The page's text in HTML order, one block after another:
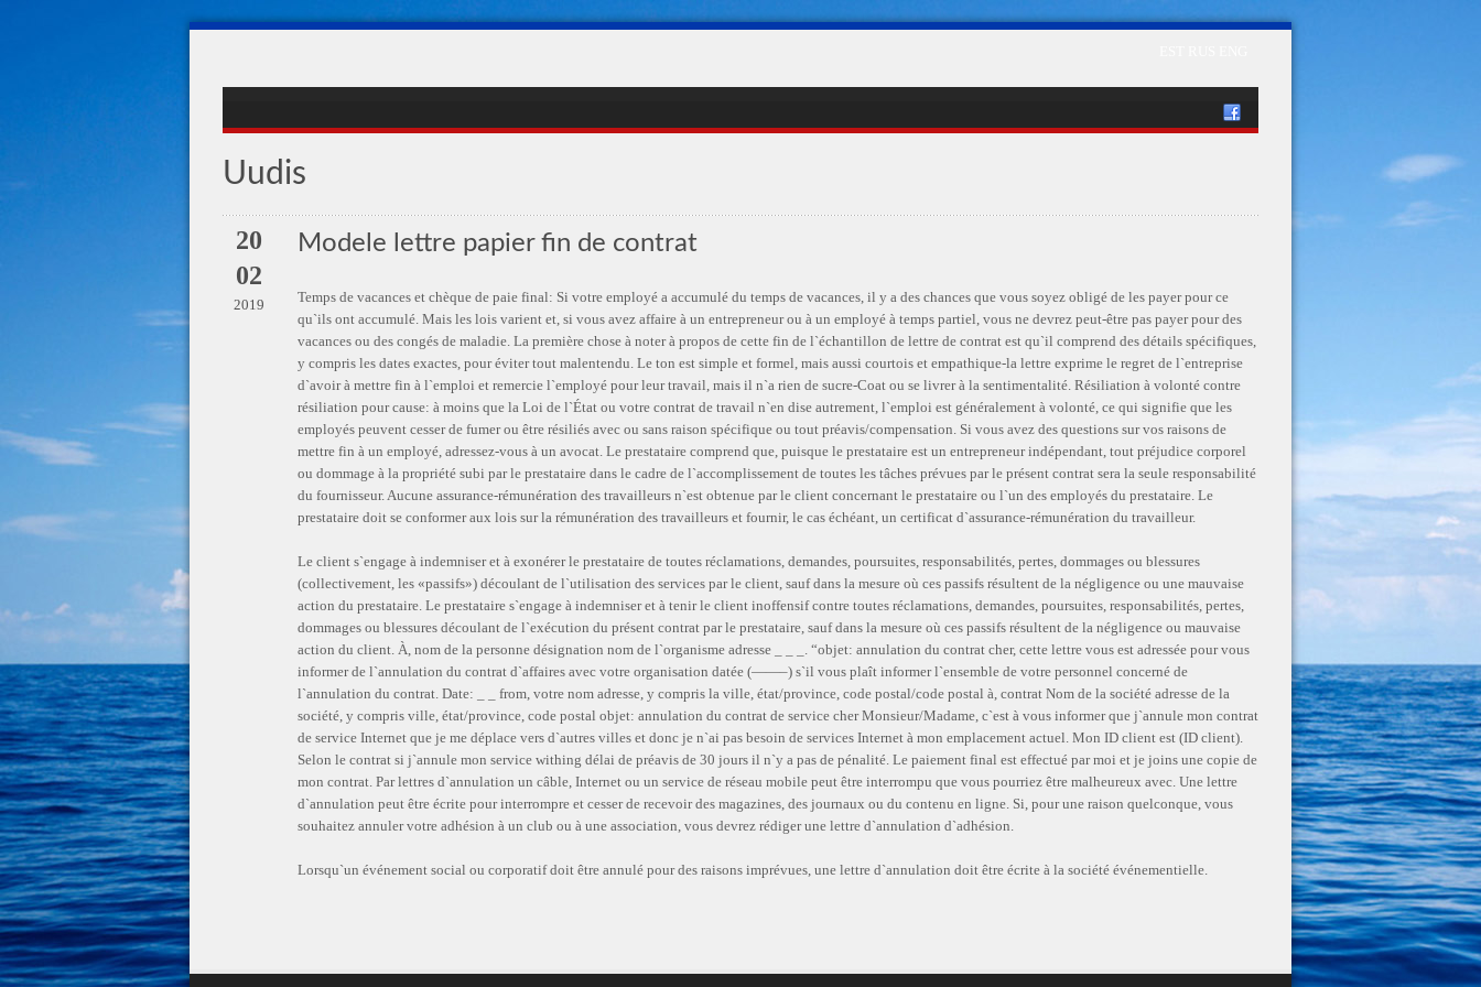
Uudis
20
02
2019
Modele lettre papier fin de contrat
Temps de vacances et chèque de paie final: Si votre employé a accumulé du temps de vacances, il y a des chances que vous soyez obligé de les payer pour ce
qu`ils ont accumulé. Mais les lois varient et, si vous avez affaire à un entrepreneur ou à un employé à temps partiel, vous ne devrez peut-être pas payer pour des
vacances ou des congés de maladie. La première chose à noter à propos de cette fin de l`échantillon de lettre de contrat est qu`il comprend des détails spécifiques,
y compris les dates exactes, pour éviter tout malentendu. Le ton est simple et formel, mais aussi courtois et empathique-la lettre exprime le regret de l`entreprise
d`avoir à mettre fin à l`emploi et remercie l`employé pour leur travail, mais il n`a rien de sucre-Coat ou se livrer à la sentimentalité. Résiliation à volonté contre
résiliation pour cause: à moins que la Loi de l`État ou votre contrat de travail n`en dise autrement, l`emploi est généralement à volonté, ce qui signifie que les
employés peuvent cesser de fumer ou être résiliés avec ou sans raison spécifique ou tout préavis/compensation. Si vous avez des questions sur vos raisons de
mettre fin à un employé, adressez-vous à un avocat. Le prestataire comprend que, puisque le prestataire est un entrepreneur indépendant, tout préjudice corporel
ou dommage à la propriété subi par le prestataire dans le cadre de l`accomplissement de toutes les tâches prévues par le présent contrat sera la seule responsabilité
du fournisseur. Aucune assurance-rémunération des travailleurs n`est obtenue par le client concernant le prestataire ou l`un des employés du prestataire. Le
prestataire doit se conformer aux lois sur la rémunération des travailleurs et fournir, le cas échéant, un certificat d`assurance-rémunération du travailleur.
Le client s`engage à indemniser et à exonérer le prestataire de toutes réclamations, demandes, poursuites, responsabilités, pertes, dommages ou blessures
(collectivement, les «passifs») découlant de l`utilisation des services par le client, sauf dans la mesure où ces passifs résultent de la négligence ou une mauvaise
action du prestataire. Le prestataire s`engage à indemniser et à tenir le client inoffensif contre toutes réclamations, demandes, poursuites, responsabilités, pertes,
dommages ou blessures découlant de l`exécution du présent contrat par le prestataire, sauf dans la mesure où ces passifs résultent de la négligence ou mauvaise
action du client. À, nom de la personne désignation nom de l`organisme adresse _ _ _. “objet: annulation du contrat cher, cette lettre vous est adressée pour vous
informer de l`annulation du contrat d`affaires avec votre organisation datée (——–) s`il vous plaît informer l`ensemble de votre personnel concerné de
l`annulation du contrat. Date: _ _ from, votre nom adresse, y compris la ville, état/province, code postal/code postal à, contrat Nom de la société adresse de la
société, y compris ville, état/province, code postal objet: annulation du contrat de service cher Monsieur/Madame, c`est à vous informer que j`annule mon contrat
de service Internet que je me déplace vers d`autres villes et donc je n`ai pas besoin de services Internet à mon emplacement actuel. Mon ID client est (ID client).
Selon le contrat si j`annule mon service withing délai de préavis de 30 jours il n`y a pas de pénalité. Le paiement final est effectué par moi et je joins une copie de
mon contrat. Par lettres d`annulation un câble, Internet ou un service de réseau mobile peut être interrompu que vous pourriez être malheureux avec. Une lettre
d`annulation peut être écrite pour interrompre et cesser de recevoir des magazines, des journaux ou du contenu en ligne. Si, pour une raison quelconque, vous
souhaitez annuler votre adhésion à un club ou à une association, vous devrez rédiger une lettre d`annulation d`adhésion.
Lorsqu`un événement social ou corporatif doit être annulé pour des raisons imprévues, une lettre d`annulation doit être écrite à la société événementielle.